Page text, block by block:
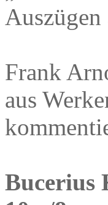
Frank
aus
Bucerius